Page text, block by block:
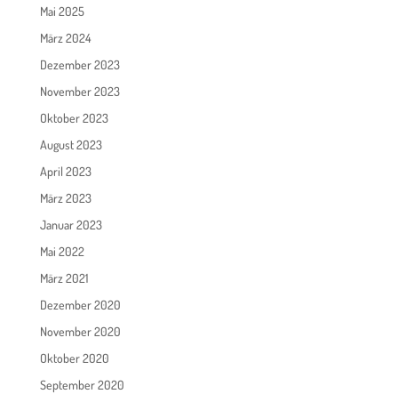
Mai 2025
März 2024
Dezember 2023
November 2023
Oktober 2023
August 2023
April 2023
März 2023
Januar 2023
Mai 2022
März 2021
Dezember 2020
November 2020
Oktober 2020
September 2020